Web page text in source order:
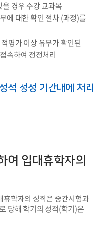
경우 수강 교과목
에 대한 확인 절차 (과정)를
평가 이상 유무가 확인된
속하여 정정처리
적 정정 기간내에 처리
여 입대휴학자의
휴학자의 성적은 중간시험과
당해 학기의 성적(학기)은